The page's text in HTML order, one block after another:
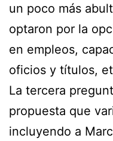
un poco más
optaron por la
en empleos,
oficios y títulos,
La tercera
propuesta que
incluyendo a